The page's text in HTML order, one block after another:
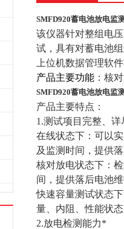
SMFD920蓄电池放电监
该仪器针对整组电
试，具有对蓄电池
上位机数据管理软
产品主要功能 ：核
SMFD920蓄电池放电监
产品主要特点：
1.测试项目完整、详
在线状态下：可以
及监测时间，提供
核对放电状态下：
间，提供落后电池
快速容量测试状态
量、内阻、性能状
2.放电检测能力*